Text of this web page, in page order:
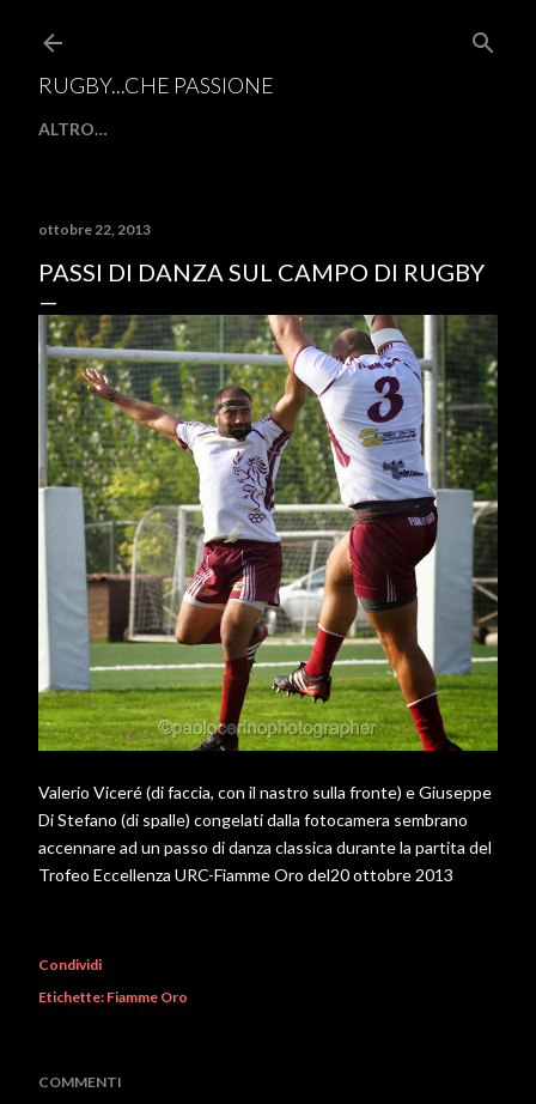
RUGBY...CHE PASSIONE
ALTRO…
ottobre 22, 2013
PASSI DI DANZA SUL CAMPO DI RUGBY
Valerio Viceré (di faccia, con il nastro sulla fronte) e Giuseppe
Di Stefano (di spalle) congelati dalla fotocamera sembrano
accennare ad un passo di danza classica durante la partita del
Trofeo Eccellenza URC-Fiamme Oro del20 ottobre 2013
Condividi
Etichette: Fiamme Oro
COMMENTI